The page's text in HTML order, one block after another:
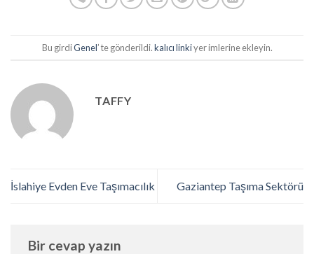
Bu girdiGenel’ te gönderildi.kalıcı linkiyer imlerine ekleyin.
TAFFY
İslahiye Evden Eve Taşımacılık Gaziantep Taşıma Sektörü
Bir cevap yazın